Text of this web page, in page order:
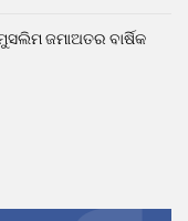
ଜମାଅତର ବାର୍ଷିକ